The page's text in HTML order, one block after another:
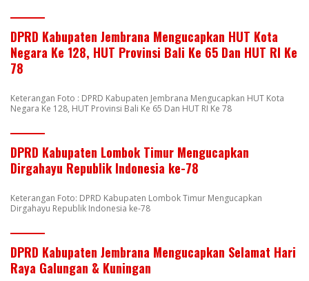
DPRD Kabupaten Jembrana Mengucapkan HUT Kota
Negara Ke 128, HUT Provinsi Bali Ke 65 Dan HUT RI Ke
78
Keterangan Foto : DPRD Kabupaten Jembrana Mengucapkan HUT Kota
Negara Ke 128, HUT Provinsi Bali Ke 65 Dan HUT RI Ke 78
DPRD Kabupaten Lombok Timur Mengucapkan
Dirgahayu Republik Indonesia ke-78
Keterangan Foto: DPRD Kabupaten Lombok Timur Mengucapkan
Dirgahayu Republik Indonesia ke-78
DPRD Kabupaten Jembrana Mengucapkan Selamat Hari
Raya Galungan & Kuningan